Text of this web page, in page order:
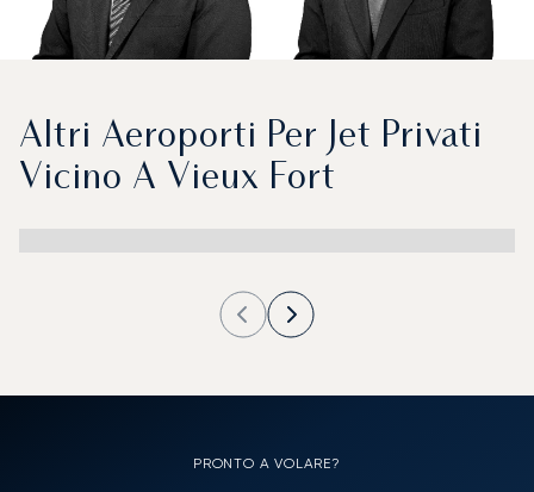
Altri Aeroporti Per Jet Privati
Vicino A Vieux Fort
PRONTO A VOLARE?